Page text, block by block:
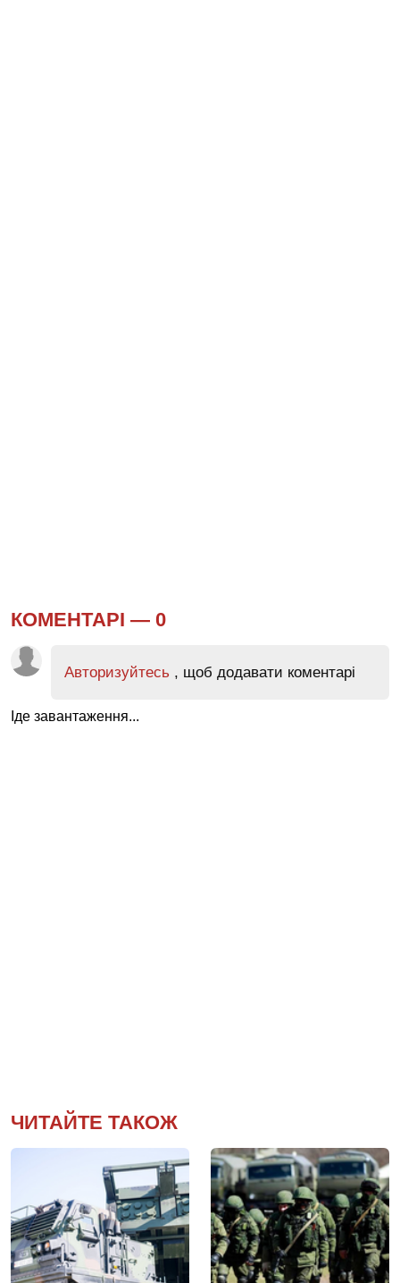
КОМЕНТАРІ — 0
Авторизуйтесь , щоб додавати коментарі
Іде завантаження...
ЧИТАЙТЕ ТАКОЖ